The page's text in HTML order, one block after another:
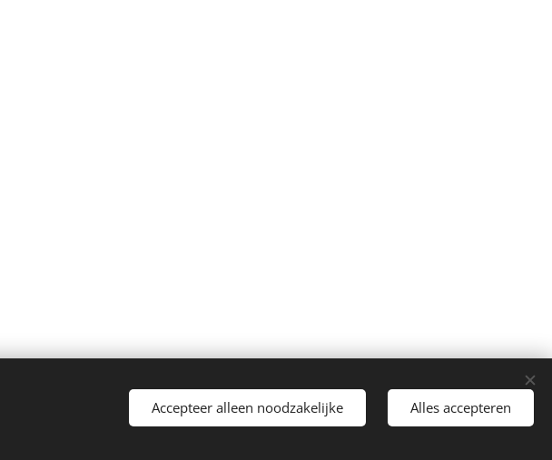
Accepteer alleen noodzakelijke Alles accepteren